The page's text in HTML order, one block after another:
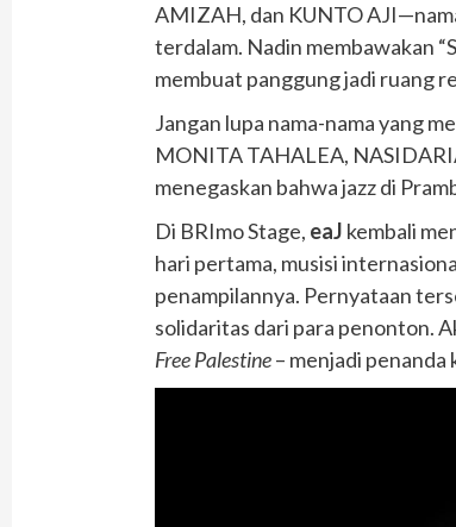
AMIZAH, dan KUNTO
terdalam. Nadin membawakan
membuat panggung jadi ruang
Jangan lupa nama-nama yang
MONITA TAHALEA,
menegaskan bahwa jazz di
Di BRImo Stage, eaJ kembali
hari pertama, musisi
penampilannya. Pernyataan
solidaritas dari para penonton.
Free Palestine– menjadi